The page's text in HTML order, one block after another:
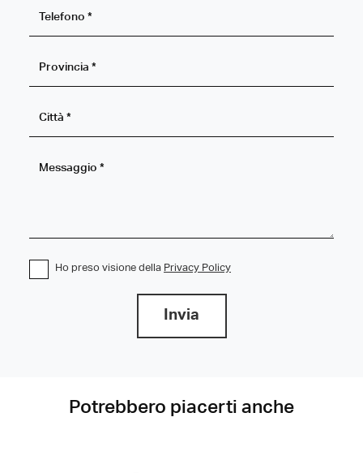
Ho preso visione della Privacy Policy
Invia
Potrebbero piacerti anche